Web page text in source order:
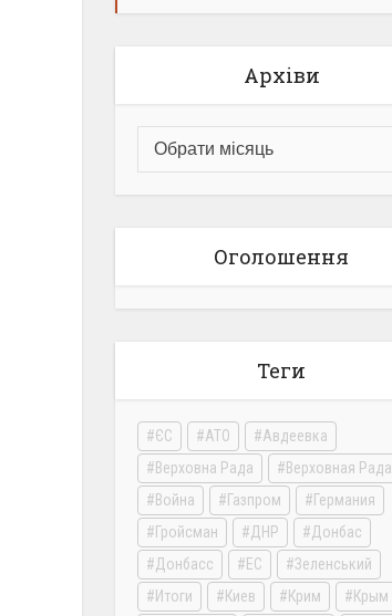
Архіви
Оголошення
Теги
ЄС АТО
Авдеевка
Верховна Рада
Верховная Рада
Война
Газпром
Германия
Гройсман
ДНР
Донбас
Донбасс
ЕС
Зеленський
Итоги
Киев Крим
Крым